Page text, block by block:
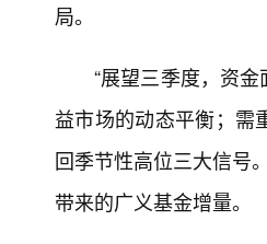
局。
“展望三季度，资
益市场的动态平衡；需
回季节性高位三大信号
带来的广义基金增量。